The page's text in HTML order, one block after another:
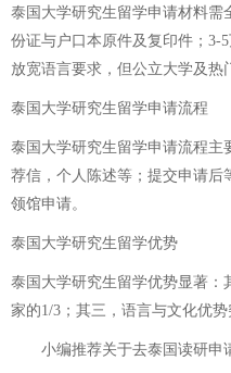
泰国大学研究生留学申请材料需
份证与户口本原件及复印件；3-
放宽语言要求，但公立大学及热
泰国大学研究生留学申请流程
泰国大学研究生留学申请流程主
荐信，个人陈述等；提交申请后
领馆申请。
泰国大学研究生留学优势
泰国大学研究生留学优势显著：
家的1/3；其三，语言与文化优
小编推荐关于去泰国读研申